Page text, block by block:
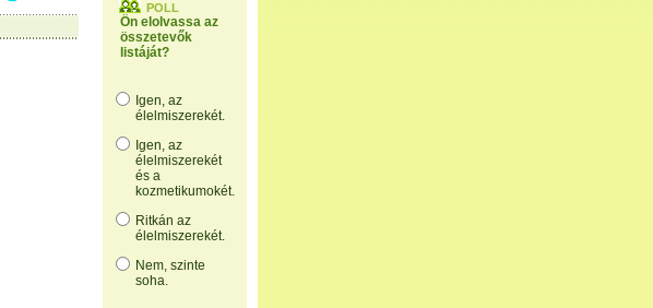
POLL
Ön elolvassa az
összetevők
listáját?
Igen, az
élelmiszerekét.
Igen, az
élelmiszerekét
és a
kozmetikumokét.
Ritkán az
élelmiszerekét.
Nem, szinte
soha.